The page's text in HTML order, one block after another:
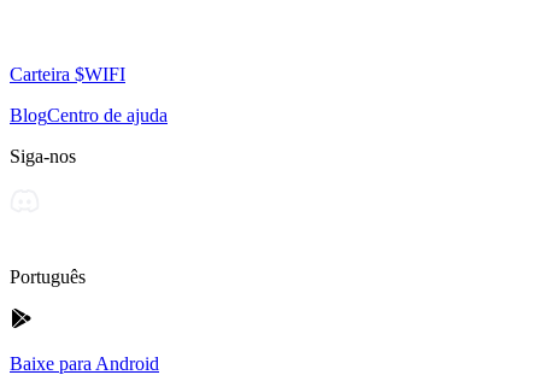
Carteira $WIFI
BlogCentro de ajuda
Siga-nos
Português
Baixe para Android